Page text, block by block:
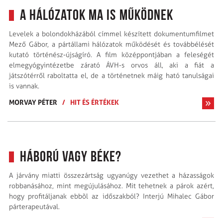
A hálózatok ma is működnek
Levelek a bolondokházából címmel készített dokumentumfilmet
Mező Gábor, a pártállami hálózatok működését és továbbélését
kutató történész-újságíró. A film középpontjában a feleségét
elmegyógyintézetbe zárató ÁVH-s orvos áll, aki a fiát a
játszótérről raboltatta el, de a történetnek máig ható tanulságai
is vannak.
MORVAY PÉTER
/ HIT ÉS ÉRTÉKEK
Háború vagy béke?
A járvány miatti összezártság ugyanúgy vezethet a házasságok
robbanásához, mint megújulásához. Mit tehetnek a párok azért,
hogy profitáljanak ebbõl az időszakból? Interjú Mihalec Gábor
párterapeutával.